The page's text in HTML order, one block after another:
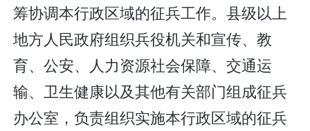
筹协调本行政区域的征兵工作。县级以上
地方人民政府组织兵役机关和宣传、教
育、公安、人力资源社会保障、交通运
输、卫生健康以及其他有关部门组成征兵
办公室，负责组织实施本行政区域的征兵